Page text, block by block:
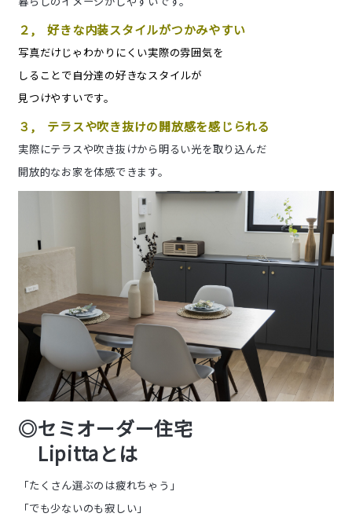
２, 好きな内装スタイルがつかみやすい
写真だけじゃわかりにくい実際の雰囲気を
しることで自分達の好きなスタイルが
見つけやすいです。
３, テラスや吹き抜けの開放感を感じられる
実際にテラスや吹き抜けから明るい光を取り込んだ
開放的なお家を体感できます。
◎セミオーダー住宅
Lipittaとは
「たくさん選ぶのは疲れちゃう」
「でも少ないのも寂しい」